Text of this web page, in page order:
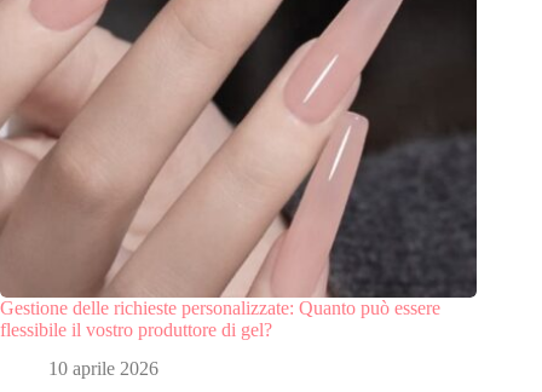
Gestione delle richieste personalizzate: Quanto può essere
flessibile il vostro produttore di gel?
10 aprile 2026